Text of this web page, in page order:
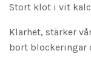
Stort klot i vit
Klarhet, stärker
bort blockeringar